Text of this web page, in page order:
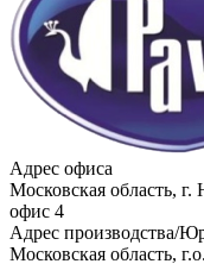
Адрес офиса
Московская область,
офис 4
Адрес производства/
Московская область,